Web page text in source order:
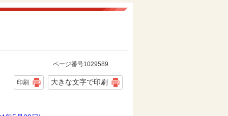
ページ番号1029589
印刷 大きな文字で印刷